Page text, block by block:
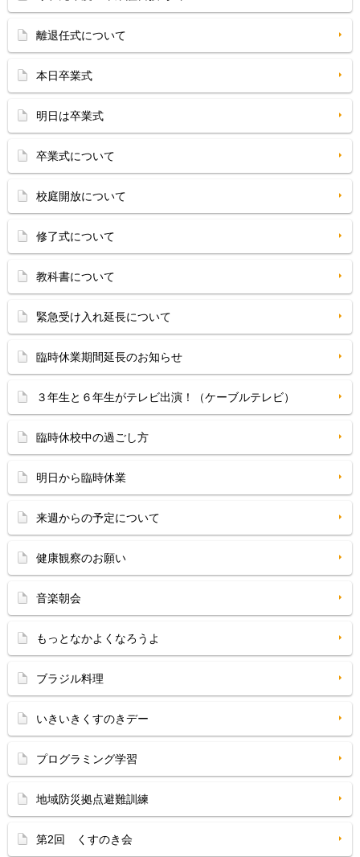
離退任式について
本日卒業式
明日は卒業式
卒業式について
校庭開放について
修了式について
教科書について
緊急受け入れ延長について
臨時休業期間延長のお知らせ
３年生と６年生がテレビ出演！（ケーブルテレビ）
臨時休校中の過ごし方
明日から臨時休業
来週からの予定について
健康観察のお願い
音楽朝会
もっとなかよくなろうよ
ブラジル料理
いきいきくすのきデー
プログラミング学習
地域防災拠点避難訓練
第2回 くすのき会